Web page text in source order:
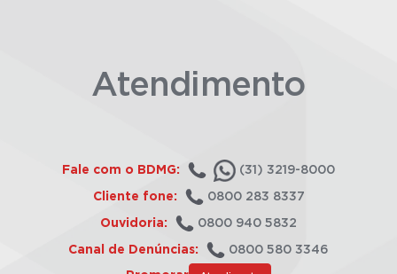
Atendimento
Fale com o BDMG: (31) 3219-8000
Cliente fone: 0800 283 8337
Ouvidoria: 0800 940 5832
Canal de Denúncias: 0800 580 3346